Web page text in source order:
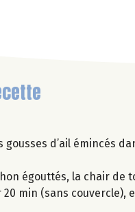
d’ail émincés
égouttés, la chair de
min (sans